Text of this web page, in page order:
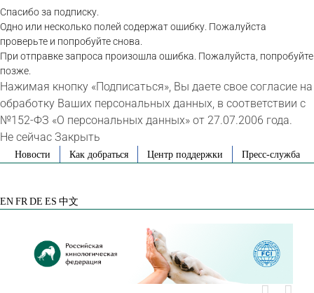
Спасибо за подписку.
Одно или несколько полей содержат ошибку. Пожалуйста
проверьте и попробуйте снова.
При отправке запроса произошла ошибка. Пожалуйста, попробуйте
позже.
Нажимая кнопку «Подписаться», Вы даете свое согласие на
обработку Ваших персональных данных, в соответствии с
№152-ФЗ «О персональных данных» от 27.07.2006 года.
Не сейчас Закрыть
SkipНовости Как добраться Центр поддержки Пресс-служба
EN FR DE ES 中文